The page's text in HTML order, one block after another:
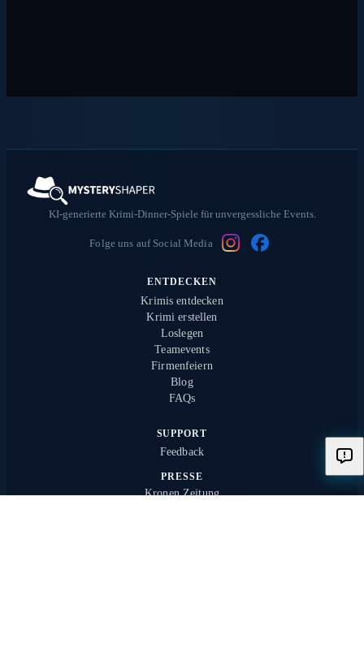
KI-generierte Krimi-Dinner-Spiele für unvergessliche Events.
Folge uns auf Social Media
ENTDECKEN
Krimis entdecken
Krimi erstellen
Loslegen
Teamevents
Firmenfeiern
Blog
FAQs
SUPPORT
Feedback
PRESSE
Kronen Zeitung